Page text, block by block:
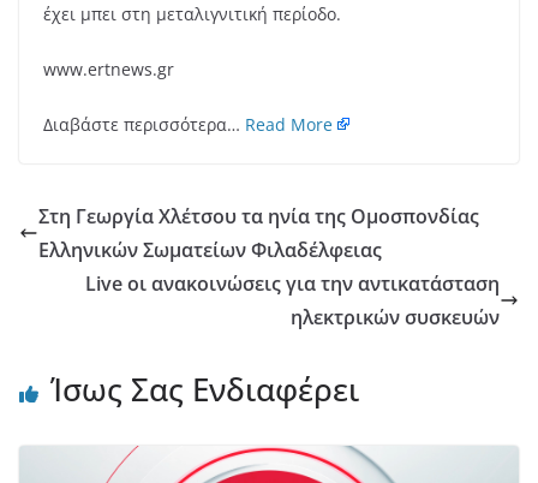
έχει μπει στη μεταλιγνιτική περίοδο.
www.ertnews.gr
Διαβάστε περισσότερα… Read More
Στη Γεωργία Χλέτσου τα ηνία της Ομοσπονδίας
Ελληνικών Σωματείων Φιλαδέλφειας
Live οι ανακοινώσεις για την αντικατάσταση
ηλεκτρικών συσκευών
Ίσως Σας Ενδιαφέρει